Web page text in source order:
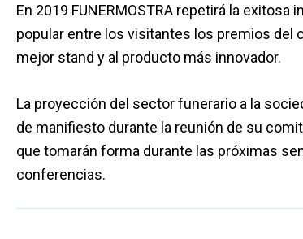
En 2019 FUNERMOSTRA repetirá la
popular entre los visitantes los premios del
mejor stand y al producto más innovador.
La proyección del sector funerario a la
de manifiesto durante la reunión de su
que tomarán forma durante las próximas
conferencias.